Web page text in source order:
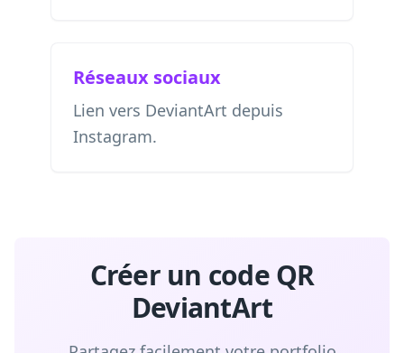
Réseaux sociaux
Lien vers DeviantArt depuis
Instagram.
Créer un code QR
DeviantArt